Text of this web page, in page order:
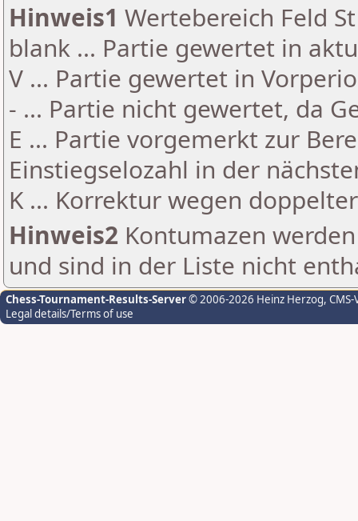
Hinweis1 Wertebereich Feld
blank ... Partie gewertet in
V ... Partie gewertet in
- ... Partie nicht gewertet, da
E ... Partie vorgemerkt zur
Einstiegselozahl in der
K ... Korrektur wegen
Hinweis2 Kontumazen
und sind in der Liste nicht
Chess-Tournament-Results-Server© 2006-2026 Heinz Herzog,
Legal details/Terms of use